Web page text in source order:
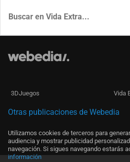
3DJuegos Vida
Otras publicaciones de Webedia
Utilizamos cookies de terceros para
audiencia y mostrar publicidad
navegación. Si sigues navegando estarás
información